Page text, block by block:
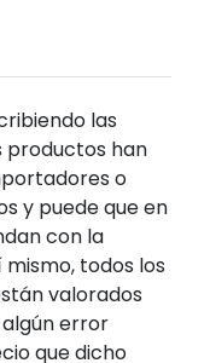
las
han
o
y puede que en
con la
todos los
valorados
error
que dicho